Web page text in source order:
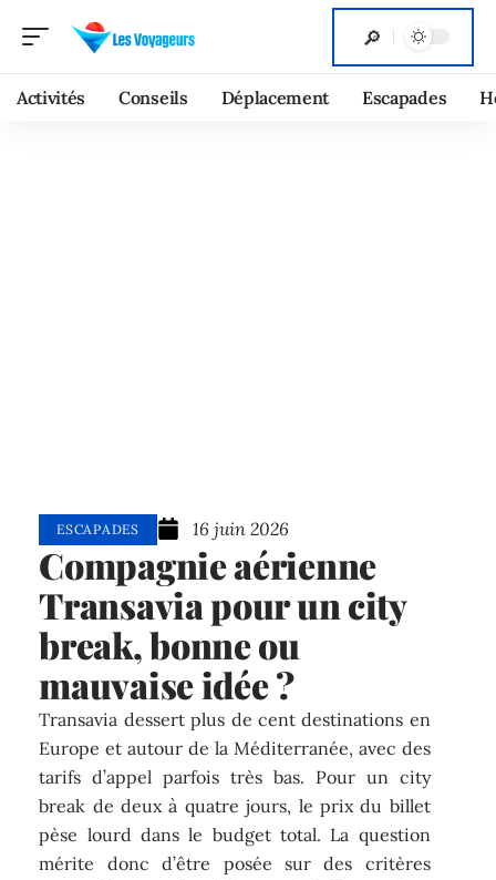
Activités Conseils Déplacement Escapades
ESCAPADES 16 juin 2026
Compagnie aérienne
Transavia pour un city
break, bonne ou
mauvaise idée ?
Transavia dessert plus de cent destinations en
Europe et autour de la Méditerranée, avec des
tarifs d’appel parfois très bas. Pour un city
break de deux à quatre jours, le prix du billet
pèse lourd dans le budget total. La question
mérite donc d’être posée sur des critères